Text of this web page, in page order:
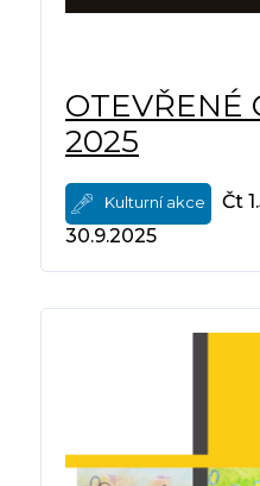
OTEVŘENÉ
2025
Kulturní akce
Čt
30.9.2025